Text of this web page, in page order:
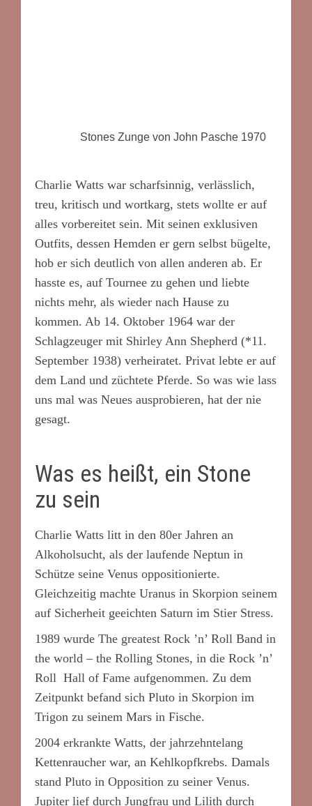
Stones Zunge von John Pasche 1970
Charlie Watts war scharfsinnig, verlässlich,
treu, kritisch und wortkarg, stets wollte er auf
alles vorbereitet sein. Mit seinen exklusiven
Outfits, dessen Hemden er gern selbst bügelte,
hob er sich deutlich von allen anderen ab. Er
hasste es, auf Tournee zu gehen und liebte
nichts mehr, als wieder nach Hause zu
kommen. Ab 14. Oktober 1964 war der
Schlagzeuger mit Shirley Ann Shepherd (*11.
September 1938) verheiratet. Privat lebte er auf
dem Land und züchtete Pferde. So was wie lass
uns mal was Neues ausprobieren, hat der nie
gesagt.
Was es heißt, ein Stone
zu sein
Charlie Watts litt in den 80er Jahren an
Alkoholsucht, als der laufende Neptun in
Schütze seine Venus oppositionierte.
Gleichzeitig machte Uranus in Skorpion seinem
auf Sicherheit geeichten Saturn im Stier Stress.
1989 wurde The greatest Rock ’n’ Roll Band in
the world – the Rolling Stones, in die Rock ’n’
Roll Hall of Fame aufgenommen. Zu dem
Zeitpunkt befand sich Pluto in Skorpion im
Trigon zu seinem Mars in Fische.
2004 erkrankte Watts, der jahrzehntelang
Kettenraucher war, an Kehlkopfkrebs. Damals
stand Pluto in Opposition zu seiner Venus.
Jupiter lief durch Jungfrau und Lilith durch